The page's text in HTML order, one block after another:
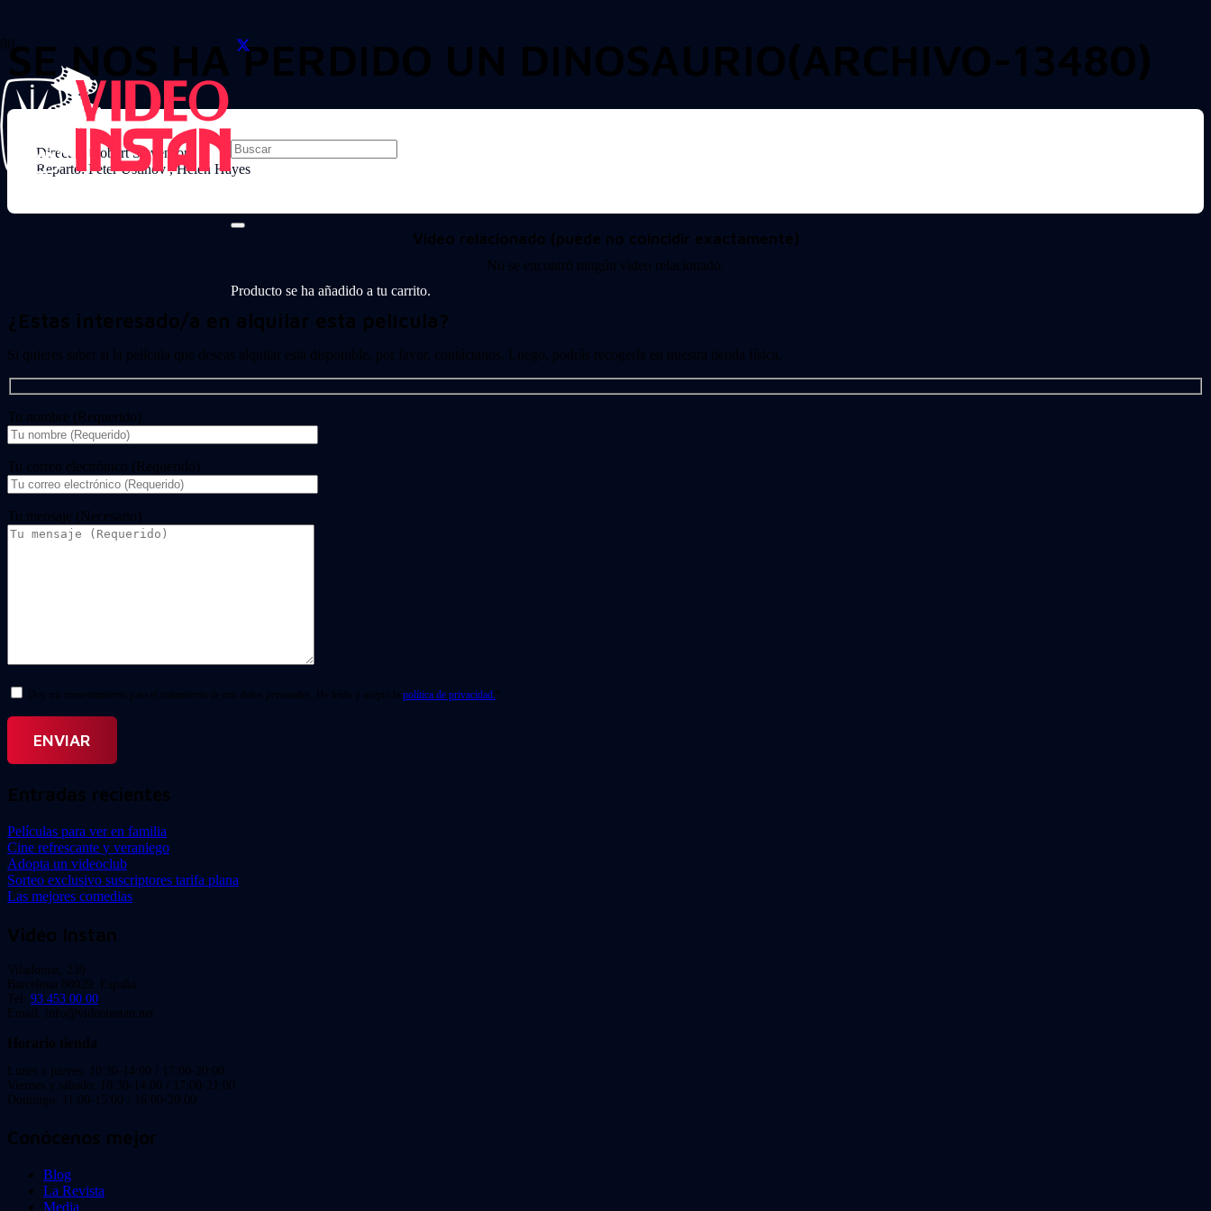
Producto se ha añadido a tu carrito.
SE NOS HA PERDIDO UN DINOSAURIO(ARCHIVO-13480)
Director: Robert Stevenson
Reparto: Peter Ustinov , Helen Hayes
Video relacionado (puede no coincidir exactamente)
No se encontró ningún video relacionado.
¿Estas interesado/a en alquilar esta película?
Si quieres saber si la película que deseas alquilar está disponible, por favor, contáctanos. Luego, podrás recogerla en nuestra tienda física.
Tu nombre (Requerido)
Tu correo electrónico (Requerido)
Tu mensaje (Necesario)
Doy mi consentimiento para el tratamiento de mis datos personales. He leído y acepto la política de privacidad. *
Entradas recientes
Películas para ver en familia
Cine refrescante y veraniego
Adopta un videoclub
Sorteo exclusivo suscriptores tarifa plana
Las mejores comedias
Video Instan
Viladomat, 239
Barcelona 08029. España.
Tel: 93 453 00 00
Email: info@videoinstan.net
Horario tienda
Lunes a jueves: 10:30-14:00 / 17:00-20:00
Viernes y sábado: 10:30-14:00 / 17:00-21:00
Domingo: 11:00-15:00 / 16:00-20:00
Conócenos mejor
Blog
La Revista
Media